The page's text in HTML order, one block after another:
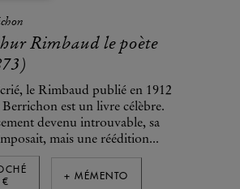
Rimbaud le poète
le Rimbaud publié en 1912
Berrichon est un livre célèbre.
devenu introuvable, sa
mais une réédition...
+ MÉMENTO